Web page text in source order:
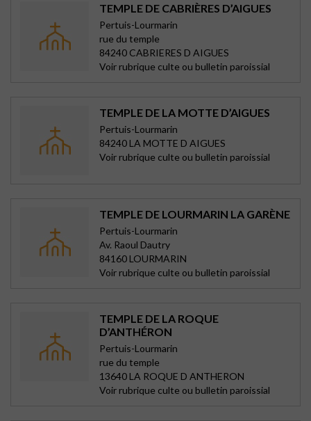
TEMPLE DE CABRIÈRES D’AIGUES
Pertuis-Lourmarin
rue du temple
84240 CABRIERES D AIGUES
Voir rubrique culte ou bulletin paroissial
TEMPLE DE LA MOTTE D’AIGUES
Pertuis-Lourmarin
84240 LA MOTTE D AIGUES
Voir rubrique culte ou bulletin paroissial
TEMPLE DE LOURMARIN LA GARÈNE
Pertuis-Lourmarin
Av. Raoul Dautry
84160 LOURMARIN
Voir rubrique culte ou bulletin paroissial
TEMPLE DE LA ROQUE
D’ANTHÉRON
Pertuis-Lourmarin
rue du temple
13640 LA ROQUE D ANTHERON
Voir rubrique culte ou bulletin paroissial